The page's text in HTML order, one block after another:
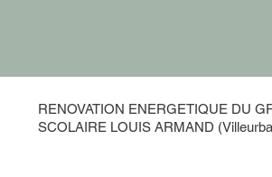
RENOVATION ENERGETIQUE DU
SCOLAIRE LOUIS ARMAND